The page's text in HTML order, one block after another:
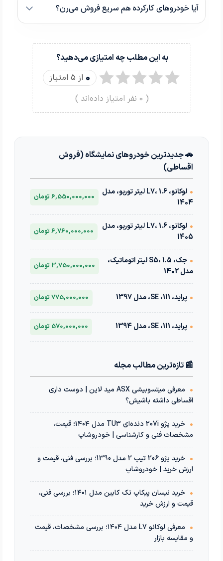
آیا خودروهای کارکرده هم سریع فروش می‌رن؟
به این مطلب چه امتیازی می‌دهید؟
0 از 5 امتیاز
(
0 نفر امتیاز داده‌اند )
🚗 جدیدترین خودروهای نمایشگاه (فروش
اقساطی)
•
لوکانو، L7، 1.6 لیتر توربو، مدل
1404
6,550,000,000 تومان
•
لوکانو، L7، 1.6 لیتر توربو، مدل
1405
6,760,000,000 تومان
•
جک، S5، 1.5 لیتر اتوماتیک،
مدل 1402
3,750,000,000 تومان
• پراید، 111، SE، مدل 1397 775,000,000 تومان
• پراید، 111، SE، مدل 1394 570,000,000 تومان
📰 تازه‌ترین مطالب مجله
•
معرفی میتسوبیشی ASX مید لاین | دوست داری
اقساطی داشته باشیش؟
•
خرید پژو 207i دنده‌ای TU3 مدل ۱۴۰۴؛ قیمت،
مشخصات فنی و کارشناسی | خودروشاپ
•
خرید پژو 206 تیپ 2 مدل 1390؛ بررسی فنی، قیمت و
ارزش خرید | خودروشاپ
•
خرید نیسان پیکاپ تک کابین مدل ۱۴۰۱؛ بررسی فنی،
قیمت و ارزش خرید
•
معرفی لوکانو L7 مدل ۱۴۰۴؛ بررسی مشخصات، قیمت
و مقایسه بازار